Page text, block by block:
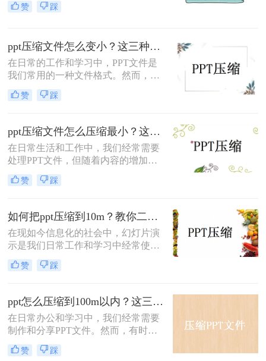
往会变得越来越大，这不仅占据了大
了一个必要的操作。那么PPT如何压
缩呢？本文将详细介绍PPT压缩的方
法与步骤，帮助您轻松减小文件大
赞 踩
ppt压缩文件怎么变小？这三种方法值得尝试一下！
​在日常的工作和学习中，PPT文件是
我们常用的一种文件格式。然而，随
着内容的不断增加和素材的丰富，
PPT文件往往会变得越来越大，这不
响文件的传输速度和编辑效率。因
此，我们需要掌握一些实用的方法来
压缩PPT文件，使其变小。那么PPT
压缩文件怎么变小呢？本文将介绍三
种有效的PPT压缩方法，帮助您轻松
减小文件大小。
赞 踩
ppt压缩文件怎么压缩最小？这几个方法可行！
​在日常生活和工作中，我们经常需要
处理PPT文件，但随着内容的增加和
素材的丰富，PPT文件大小往往会逐
渐增大。这不仅会占用大量存储空
辑效率。因此，将PPT文件压缩至最
小变得至关重要。那么PPT压缩文件
怎么压缩最小呢？本文将为您介绍一
些实用的方法，帮助您实现PPT文件
的最大化压缩。
赞 踩
如何把ppt压缩到10m？教你二种最简单的方法！
在现如今信息化的社会中，幻灯片演
示是我们日常工作和学习中经常使用
的一种工具。然而，随着我们制作的
PPT文件越来越多、越来越复杂，文
传输PPT带来了困扰。有时，我们会
发现PPT文件太大无法通过电子邮件
发送，或者上传到网络时需要很长时
间。
赞 踩
ppt怎么压缩到100m以内？这三种方法学习一下！
在日常办公和学习中，我们经常需要
制作和分享PPT文件。然而，有时文
件过大可能导致分享或传输不便。为
了解决这个问题，我们可以采取一些
赞 踩